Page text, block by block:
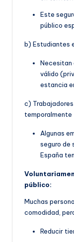
Este
público
b) Estudiantes
Necesitan
válido
estancia
c)
temporalmente
Algunas
seguro de
España
público:
Muchas
comodidad,
Reducir